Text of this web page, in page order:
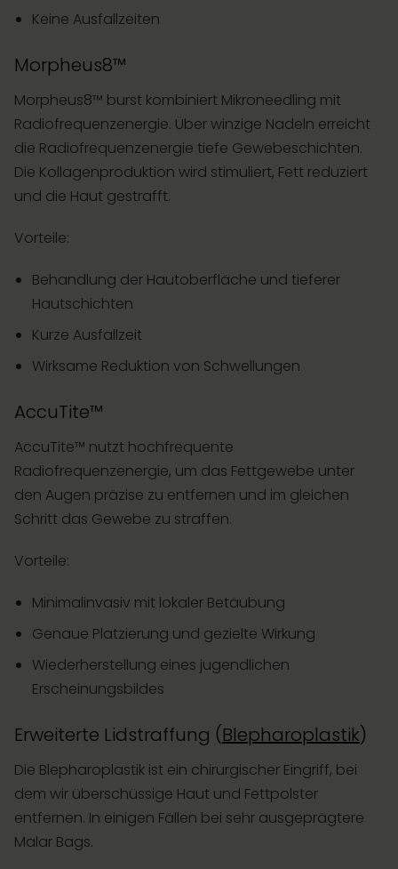
Keine Ausfallzeiten
Morpheus8™
Morpheus8™ burst kombiniert Mikroneedling mit
Radiofrequenzenergie. Über winzige Nadeln erreicht
die Radiofrequenzenergie tiefe Gewebeschichten.
Die Kollagenproduktion wird stimuliert, Fett reduziert
und die Haut gestrafft.
Vorteile:
Behandlung der Hautoberfläche und tieferer
Hautschichten
Kurze Ausfallzeit
Wirksame Reduktion von Schwellungen
AccuTite™
AccuTite™ nutzt hochfrequente
Radiofrequenzenergie, um das Fettgewebe unter
den Augen präzise zu entfernen und im gleichen
Schritt das Gewebe zu straffen.
Vorteile:
Minimalinvasiv mit lokaler Betäubung
Genaue Platzierung und gezielte Wirkung
Wiederherstellung eines jugendlichen
Erscheinungsbildes
Erweiterte Lidstraffung (Blepharoplastik)
Die Blepharoplastik ist ein chirurgischer Eingriff, bei
dem wir überschüssige Haut und Fettpolster
entfernen. In einigen Fällen bei sehr ausgeprägtere
Malar Bags.